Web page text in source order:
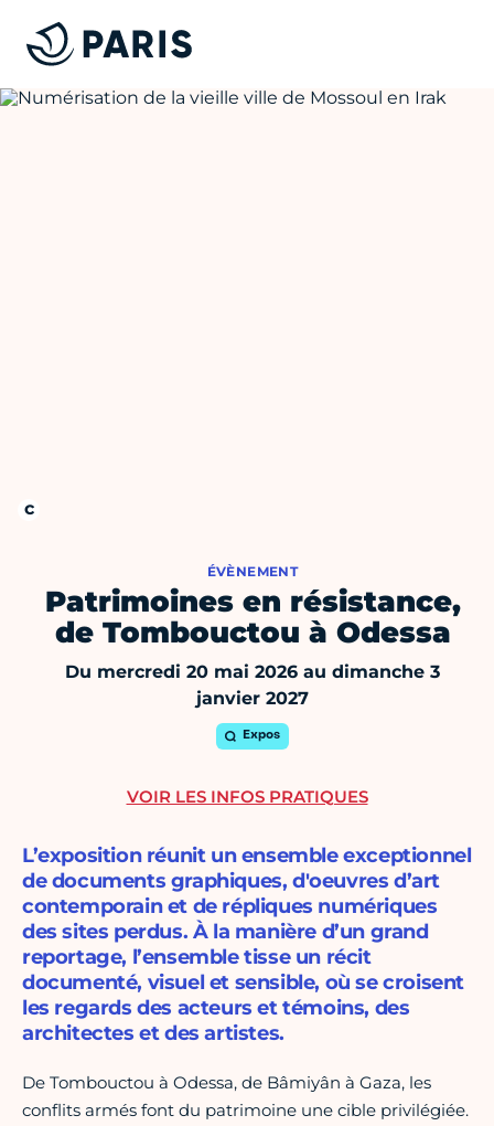
ÉVÈNEMENT
Patrimoines en résistance,
de Tombouctou à Odessa
Du mercredi 20 mai 2026 au dimanche 3
janvier 2027
Expos
L’exposition réunit un ensemble exceptionnel
de documents graphiques, d'oeuvres d’art
contemporain et de répliques numériques
des sites perdus. À la manière d’un grand
reportage, l’ensemble tisse un récit
documenté, visuel et sensible, où se croisent
les regards des acteurs et témoins, des
architectes et des artistes.
De Tombouctou à Odessa, de Bâmiyân à Gaza, les
conflits armés font du patrimoine une cible privilégiée.
VOIR LES INFOS PRATIQUES